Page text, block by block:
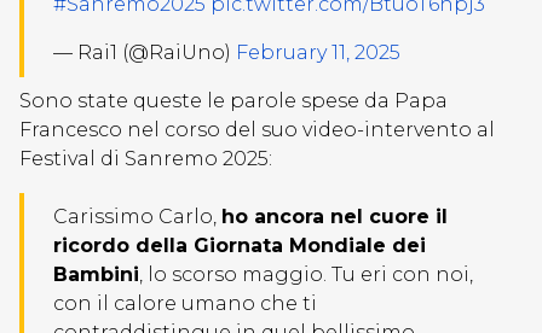
— Rai1 (@RaiUno) February 11, 2025
Sono state queste le parole spese da Papa
Francesco nel corso del suo video-intervento al
Festival di Sanremo 2025:
Carissimo Carlo, ho ancora nel cuore il
ricordo della Giornata Mondiale dei
Bambini, lo scorso maggio. Tu eri con noi,
con il calore umano che ti